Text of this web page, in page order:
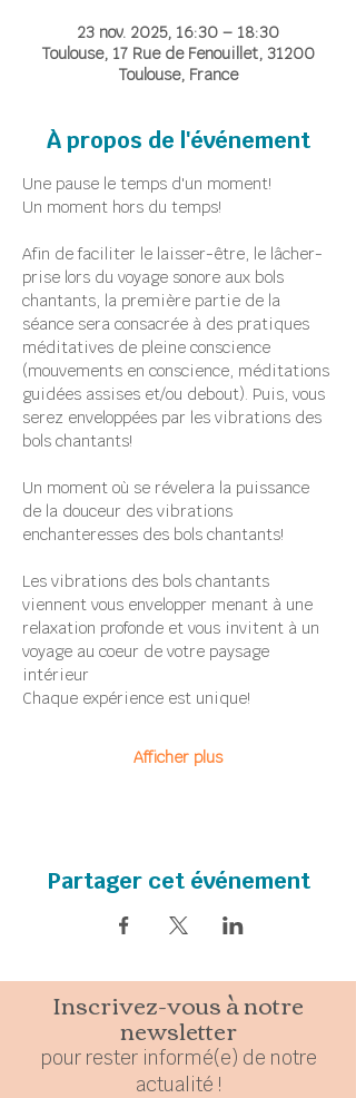
23 nov. 2025, 16:30 – 18:30
Toulouse, 17 Rue de Fenouillet, 31200
Toulouse, France
À propos de l'événement
Une pause le temps d'un moment!
Un moment hors du temps!
Afin de faciliter le laisser-être, le lâcher-
prise lors du voyage sonore aux bols
chantants, la première partie de la
séance sera consacrée à des pratiques
méditatives de pleine conscience
(mouvements en conscience, méditations
guidées assises et/ou debout). Puis, vous
serez enveloppées par les vibrations des
bols chantants!
Un moment où se révelera la puissance
de la douceur des vibrations
enchanteresses des bols chantants!
Les vibrations des bols chantants
viennent vous envelopper menant à une
relaxation profonde et vous invitent à un
voyage au coeur de votre paysage
intérieur
Chaque expérience est unique!
Afficher plus
Partager cet événement
Inscrivez-vous à notre
newsletter
pour resterinformé(e) de notre
actualité !